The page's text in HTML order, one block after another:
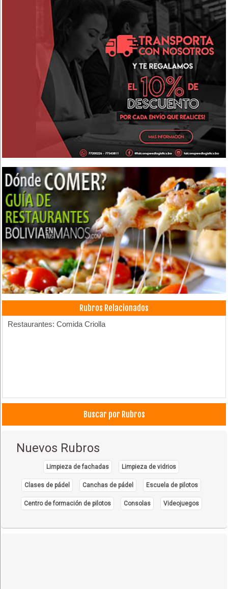
Rubros Relacionados
Restaurantes: Comida Criolla
Buscar por Rubros
Nuevos Rubros
Limpieza de fachadas Limpieza de vidrios
Clases de pádel Canchas de pádel Escuela de pilotos
Centro de formación de pilotos Consolas Videojuegos